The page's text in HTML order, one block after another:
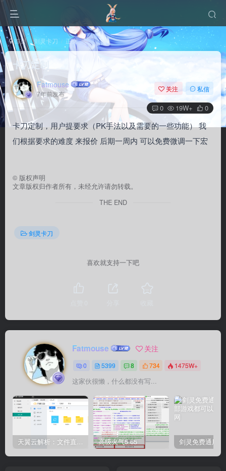
首页 剑灵卡刀 正文
卡刀定制
Fatmouse
7年前发布
关注 私信
0 19W+ 0
卡刀定制，用户提要求（PK手法以及需要的一些功能） 我
们根据要求的难度 来报价 后期一周内 可以免费微调一下宏
© 版权声明
文章版权归作者所有，未经允许请勿转载。
THE END
剑灵卡刀
喜欢就支持一下吧
Fatmouse 关注
0 5399 8 734 1475W+
这家伙很懒，什么都没有写...
天翼云解析：文件直链获取源码 高级火气5.65